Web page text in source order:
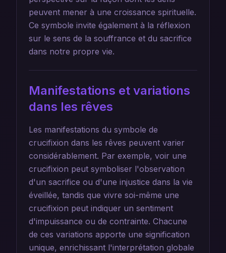
peuvent mener à une croissance spirituelle.
Ce symbole invite également à la réflexion
sur le sens de la souffrance et du sacrifice
dans notre propre vie.
Manifestations et variations
dans les rêves
Les manifestations du symbole de
crucifixion dans les rêves peuvent varier
considérablement. Par exemple, voir une
crucifixion peut symboliser l'observation
d'un sacrifice ou d'une injustice dans la vie
éveillée, tandis que vivre soi-même une
crucifixion peut indiquer un sentiment
d'impuissance ou de contrainte. Chacune
de ces variations apporte une signification
unique, enrichissant l'interprétation globale